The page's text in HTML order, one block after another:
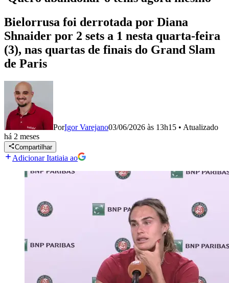
Bielorrusa foi derrotada por Diana
Shnaider por 2 sets a 1 nesta quarta-feira
(3), nas quartas de finais do Grand Slam
de Paris
PorIgor Varejano03/06/2026 às 13h15 • Atualizado
há 2 meses
Compartilhar
Adicionar Itatiaia ao